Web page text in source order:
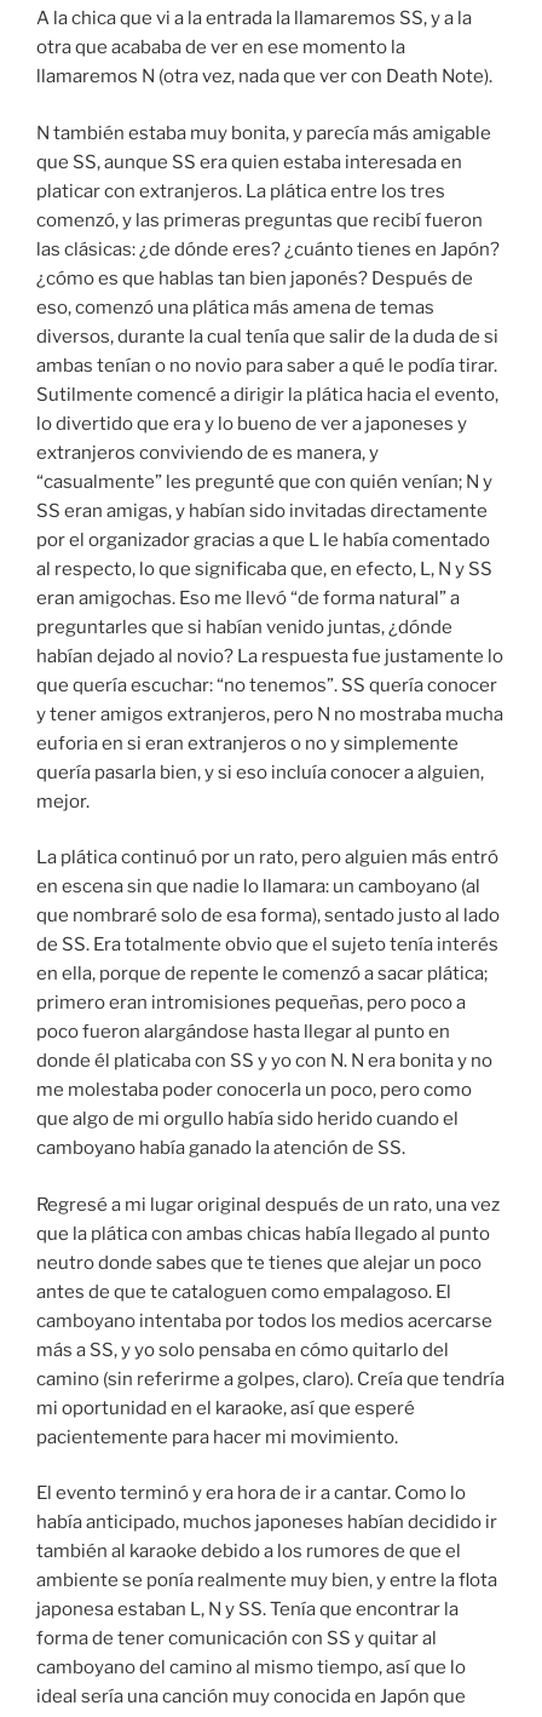
A la chica que vi a la entrada la llamaremos SS, y a la
otra que acababa de ver en ese momento la
llamaremos N (otra vez, nada que ver con Death Note).
N también estaba muy bonita, y parecía más amigable
que SS, aunque SS era quien estaba interesada en
platicar con extranjeros. La plática entre los tres
comenzó, y las primeras preguntas que recibí fueron
las clásicas: ¿de dónde eres? ¿cuánto tienes en Japón?
¿cómo es que hablas tan bien japonés? Después de
eso, comenzó una plática más amena de temas
diversos, durante la cual tenía que salir de la duda de si
ambas tenían o no novio para saber a qué le podía tirar.
Sutilmente comencé a dirigir la plática hacia el evento,
lo divertido que era y lo bueno de ver a japoneses y
extranjeros conviviendo de es manera, y
“casualmente” les pregunté que con quién venían; N y
SS eran amigas, y habían sido invitadas directamente
por el organizador gracias a que L le había comentado
al respecto, lo que significaba que, en efecto, L, N y SS
eran amigochas. Eso me llevó “de forma natural” a
preguntarles que si habían venido juntas, ¿dónde
habían dejado al novio? La respuesta fue justamente lo
que quería escuchar: “no tenemos”. SS quería conocer
y tener amigos extranjeros, pero N no mostraba mucha
euforia en si eran extranjeros o no y simplemente
quería pasarla bien, y si eso incluía conocer a alguien,
mejor.
La plática continuó por un rato, pero alguien más entró
en escena sin que nadie lo llamara: un camboyano (al
que nombraré solo de esa forma), sentado justo al lado
de SS. Era totalmente obvio que el sujeto tenía interés
en ella, porque de repente le comenzó a sacar plática;
primero eran intromisiones pequeñas, pero poco a
poco fueron alargándose hasta llegar al punto en
donde él platicaba con SS y yo con N. N era bonita y no
me molestaba poder conocerla un poco, pero como
que algo de mi orgullo había sido herido cuando el
camboyano había ganado la atención de SS.
Regresé a mi lugar original después de un rato, una vez
que la plática con ambas chicas había llegado al punto
neutro donde sabes que te tienes que alejar un poco
antes de que te cataloguen como empalagoso. El
camboyano intentaba por todos los medios acercarse
más a SS, y yo solo pensaba en cómo quitarlo del
camino (sin referirme a golpes, claro). Creía que tendría
mi oportunidad en el karaoke, así que esperé
pacientemente para hacer mi movimiento.
El evento terminó y era hora de ir a cantar. Como lo
había anticipado, muchos japoneses habían decidido ir
también al karaoke debido a los rumores de que el
ambiente se ponía realmente muy bien, y entre la flota
japonesa estaban L, N y SS. Tenía que encontrar la
forma de tener comunicación con SS y quitar al
camboyano del camino al mismo tiempo, así que lo
ideal sería una canción muy conocida en Japón que